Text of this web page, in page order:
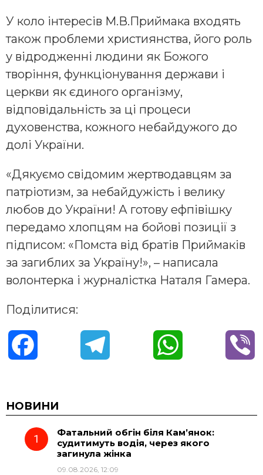
У коло інтересів М.В.Приймака входять
також проблеми християнства, його роль
у відродженні людини як Божого
творіння, функціонування держави і
церкви як єдиного організму,
відповідальність за ці процеси
духовенства, кожного небайдужого до
долі України.
«Дякуємо свідомим жертводавцям за
патріотизм, за небайдужість і велику
любов до України! А готову ефпівішку
передамо хлопцям на бойові позиції з
підписом: «Помста від братів Приймаків
за загиблих за Україну!», – написала
волонтерка і журналістка Наталя Гамера.
Поділитися:
c
e e t
НОВИНИ
Фатальний обгін біля Кам’янок:
судитимуть водія, через якого
загинула жінка
09.08.2026, 12:09